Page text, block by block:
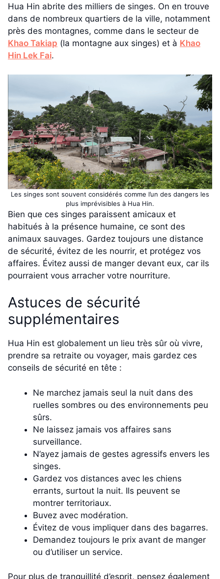
Hua Hin abrite des milliers de singes. On en trouve
dans de nombreux quartiers de la ville, notamment
près des montagnes, comme dans le secteur de
Khao Takiap (la montagne aux singes) et à Khao
Hin Lek Fai.
Les singes sont souvent considérés comme l’un des dangers les
plus imprévisibles à Hua Hin.
Bien que ces singes paraissent amicaux et
habitués à la présence humaine, ce sont des
animaux sauvages. Gardez toujours une distance
de sécurité, évitez de les nourrir, et protégez vos
affaires. Évitez aussi de manger devant eux, car ils
pourraient vous arracher votre nourriture.
Astuces de sécurité
supplémentaires
Hua Hin est globalement un lieu très sûr où vivre,
prendre sa retraite ou voyager, mais gardez ces
conseils de sécurité en tête :
Ne marchez jamais seul la nuit dans des
ruelles sombres ou des environnements peu
sûrs.
Ne laissez jamais vos affaires sans
surveillance.
N’ayez jamais de gestes agressifs envers les
singes.
Gardez vos distances avec les chiens
errants, surtout la nuit. Ils peuvent se
montrer territoriaux.
Buvez avec modération.
Évitez de vous impliquer dans des bagarres.
Demandez toujours le prix avant de manger
ou d’utiliser un service.
Pour plus de tranquillité d’esprit, pensez également